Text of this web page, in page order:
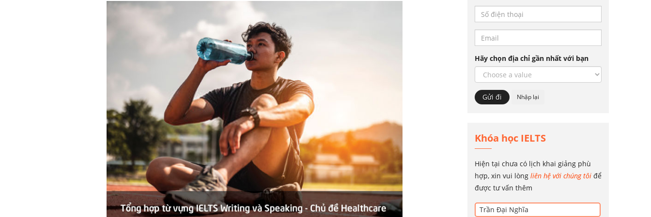
Hãy chọn địa chỉ gần nhất với bạn
Khóa học IELTS
Hiện tại chưa có lịch khai giảng phù
hợp, xin vui lòng liên hệ với chúng tôiđể
được tư vấn thêm
Trần Đại Nghĩa